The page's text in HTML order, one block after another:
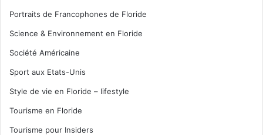
Portraits de Francophones de Floride
Science & Environnement en Floride
Société Américaine
Sport aux Etats-Unis
Style de vie en Floride – lifestyle
Tourisme en Floride
Tourisme pour Insiders